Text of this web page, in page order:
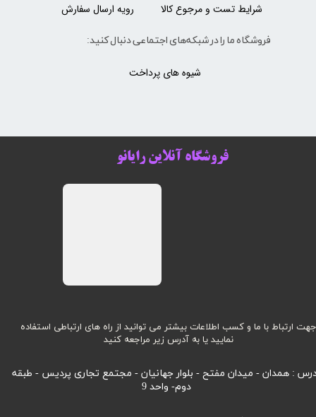
جهت ارتباط با ما و کسب اطلاعات بیشتر می توانید از راه های ارتباطی استفاده
نمایید یا به آدرس زیر مراجعه کنید
: همدان - میدان مفتح - بلوار جهانیان - مجتمع تجاری پردیس - طبقه
دوم- واحد 9
فروشگاه آنلاین رایانو
فروشگاه ما را در شبکه‌های اجتماعی دنبال کنید:
رویه ارسال سفارش
شیوه های پرداخت
شرایط تست و مرجوع کالا